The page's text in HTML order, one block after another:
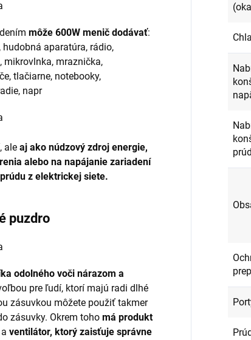
môže 600W menič dodávať:
hudobná aparatúra, rádio,
mikrovlnka, mraznička,
tlačiarne, notebooky,
napr
aleaj ako núdzový zdroj energie,
alebo na napájanie zariadení
z elektrickej siete.
puzdro
odolného voči nárazom a
pre ľudí, ktorí majú radi dlhé
zásuvkou môžete použiť takmer
zásuvky. Okrem tohomá produkt
ventilátor, ktorý zaisťuje správne